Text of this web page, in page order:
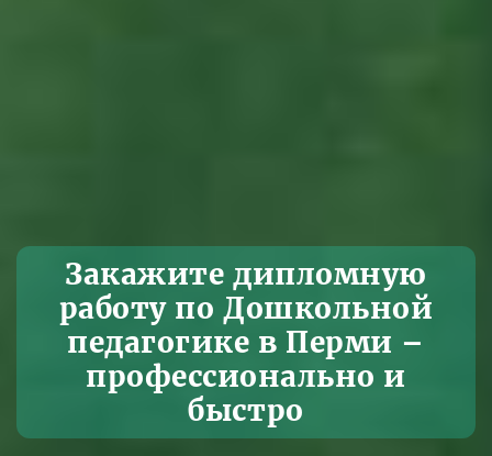
Закажите дипломную
работу по Дошкольной
педагогике в Перми –
профессионально и
быстро